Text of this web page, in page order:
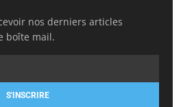
nos derniers articles
boîte mail.
S'INSCRIRE